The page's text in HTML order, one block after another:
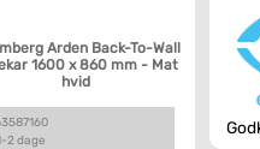
Arden Back-To-Wall
1600 x 860 mm - Mat
hvid
2 dage